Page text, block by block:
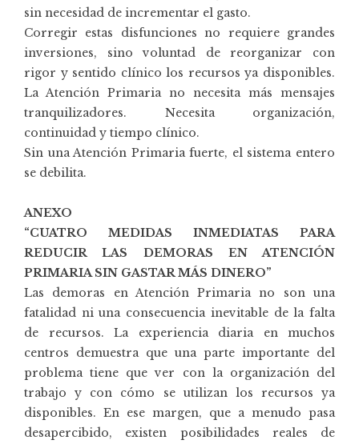
sin necesidad de incrementar el gasto.
Corregir estas disfunciones no requiere grandes
inversiones, sino voluntad de reorganizar con
rigor y sentido clínico los recursos ya disponibles.
La Atención Primaria no necesita más mensajes
tranquilizadores. Necesita organización,
continuidad y tiempo clínico.
Sin una Atención Primaria fuerte, el sistema entero
se debilita.
ANEXO
“CUATRO MEDIDAS INMEDIATAS PARA
REDUCIR LAS DEMORAS EN ATENCIÓN
PRIMARIA SIN GASTAR MÁS DINERO”
Las demoras en Atención Primaria no son una
fatalidad ni una consecuencia inevitable de la falta
de recursos. La experiencia diaria en muchos
centros demuestra que una parte importante del
problema tiene que ver con la organización del
trabajo y con cómo se utilizan los recursos ya
disponibles. En ese margen, que a menudo pasa
desapercibido, existen posibilidades reales de